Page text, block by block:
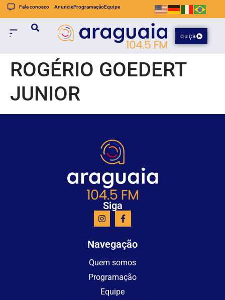
Fale conosco AnuncieProgramaçãoEquipe
ouça
ROGÉRIO GOEDERT
JUNIOR
Siga
Navegação
Quem somos
Programação
Equipe